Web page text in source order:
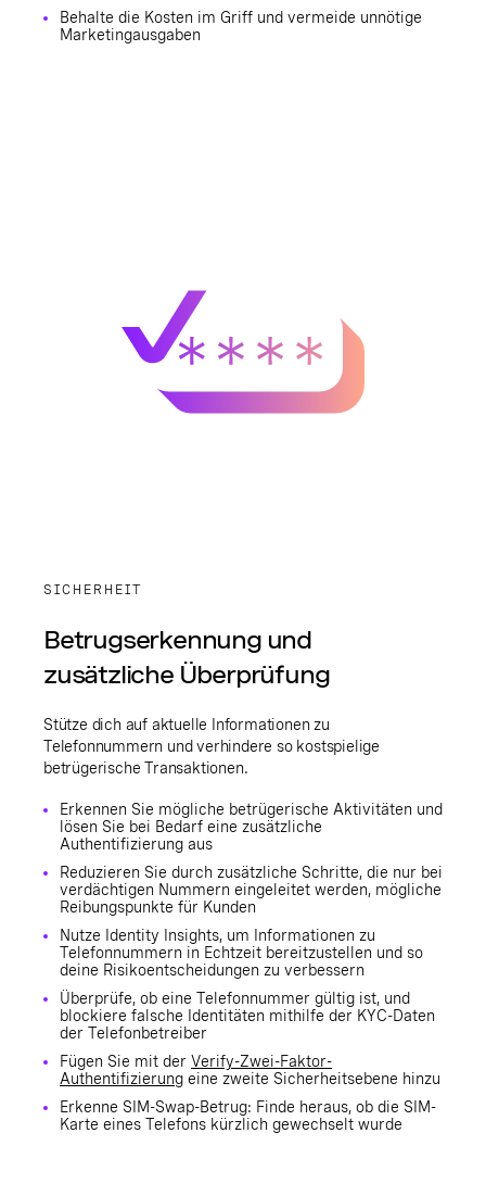
Behalte die Kosten im Griff und vermeide unnötige
Marketingausgaben
SICHERHEIT
Betrugserkennung und
zusätzliche Überprüfung
Stütze dich auf aktuelle Informationen zu
Telefonnummern und verhindere so kostspielige
betrügerische Transaktionen.
Erkennen Sie mögliche betrügerische Aktivitäten und
lösen Sie bei Bedarf eine zusätzliche
Authentifizierung aus
Reduzieren Sie durch zusätzliche Schritte, die nur bei
verdächtigen Nummern eingeleitet werden, mögliche
Reibungspunkte für Kunden
Nutze Identity Insights, um Informationen zu
Telefonnummern in Echtzeit bereitzustellen und so
deine Risikoentscheidungen zu verbessern
Überprüfe, ob eine Telefonnummer gültig ist, und
blockiere falsche Identitäten mithilfe der KYC-Daten
der Telefonbetreiber
Fügen Sie mit der Verify-Zwei-Faktor-
Authentifizierung eine zweite Sicherheitsebene hinzu
Erkenne SIM-Swap-Betrug: Finde heraus, ob die SIM-
Karte eines Telefons kürzlich gewechselt wurde